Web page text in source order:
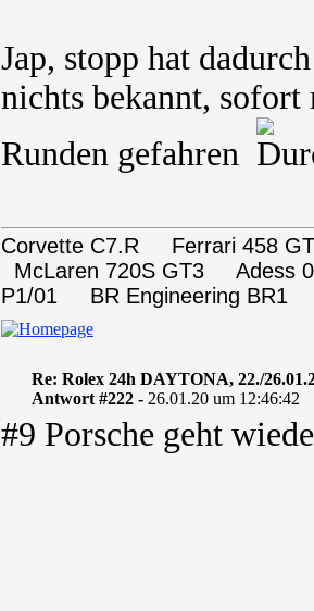
Jap, stopp hat
nichts bekannt, sofort
Runden gefahren
Corvette C7.R Ferrari 458
McLaren 720S GT3
P1/01 BR Engineering BR1
Re: Rolex 24h DAYTONA, 22./
Antwort #222 - 26.01.20 um 12:46:42
#9 Porsche geht